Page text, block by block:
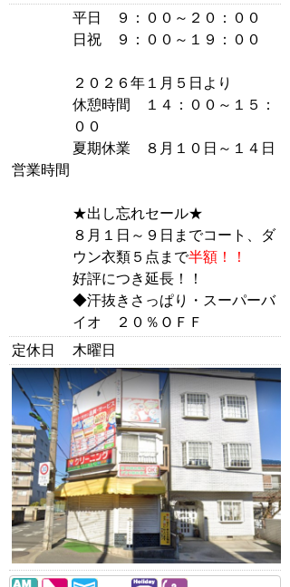
営業時間
平日 ９：００～２０：００
日祝 ９：００～１９：００
２０２６年１月５日より
休憩時間 １４：００～１５：
００
夏期休業 ８月１０日～１４日
★出し忘れセール★
８月１日～９日までコート、ダ
ウン衣類５点まで半額！！
好評につき延長！！
◆汗抜きさっぱり・スーパーバ
イオ ２０％ＯＦＦ
定休日
木曜日